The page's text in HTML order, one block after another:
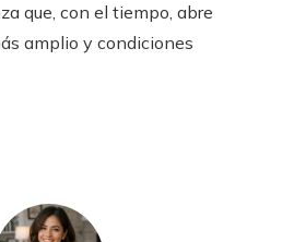
que, con el tiempo, abre
amplio y condiciones